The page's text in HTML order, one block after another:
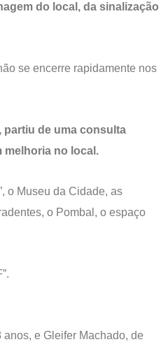
do local, da sinalização
se encerre rapidamente nos
de uma consulta
melhoria no local.
o Museu da Cidade, as
o Pombal, o espaço
e Gleifer Machado, de